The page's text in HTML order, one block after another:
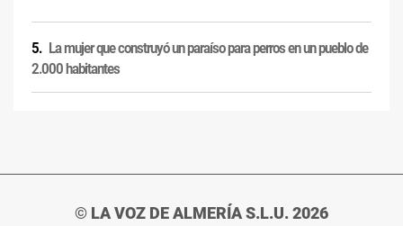
La mujer que construyó un paraíso para perros en un pueblo de
2.000 habitantes
© LA VOZ DE ALMERÍA S.L.U. 2026